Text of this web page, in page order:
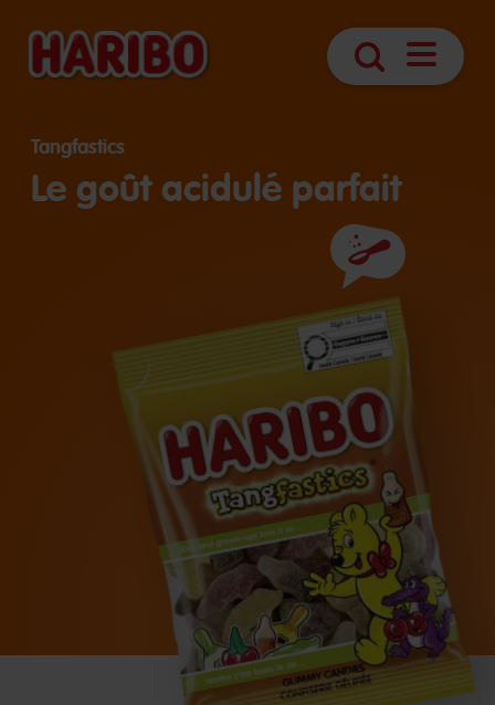
Search Open
Tangfastics
Le goût acidulé parfait
Ingrédients